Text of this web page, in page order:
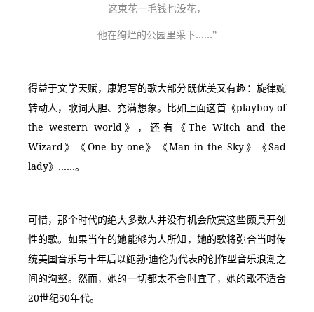
这束花一毛钱也没花，
他在绚烂的公园里采下……”
得益于文学天赋，康妮写的歌大部分既优美又有趣：旋律婉
转动人，歌词大胆、充满想象。比如上面这首《playboy of
the western world》，还有《The Witch and the
Wizard》《One by one》《Man in the Sky》《Sad
lady》……。
可惜，那个时代的绝大多数人并没有机会欣赏这些颇具开创
性的歌。如果当年的她能够为人所知，她的歌将弥合当时传
统美国音乐与十年后以鲍勃·迪伦为代表的创作型音乐浪潮之
间的沟壑。然而，她的一切都太不合时宜了，她的歌不适合
20世纪50年代。